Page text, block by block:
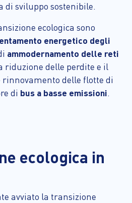
di sviluppo sostenibile.
ecologica sono
energetico degli
ammodernamento delle reti
riduzione delle perdite e il
delle flotte di
di bus a basse emissioni.
ecologica in
avviato la transizione